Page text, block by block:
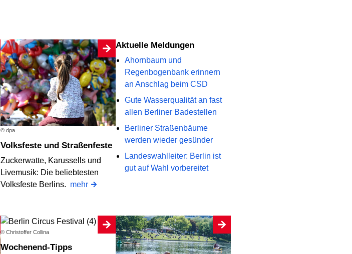
© dpa
Volksfeste und Straßenfeste
Zuckerwatte, Karussells und
Livemusik: Die beliebtesten
Volksfeste Berlins. mehr
Aktuelle Meldungen
Ahornbaum und
Regenbogenbank erinnern
an Anschlag beim CSD
Gute Wasserqualität an fast
allen Berliner Badestellen
Berliner Straßenbäume
werden wieder gesünder
Landeswahlleiter: Berlin ist
gut auf Wahl vorbereitet
© Christoffer Collina
Wochenend-Tipps